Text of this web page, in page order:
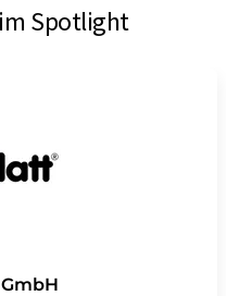
Spotlight